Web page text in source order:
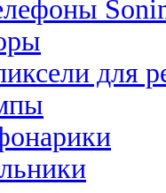
для